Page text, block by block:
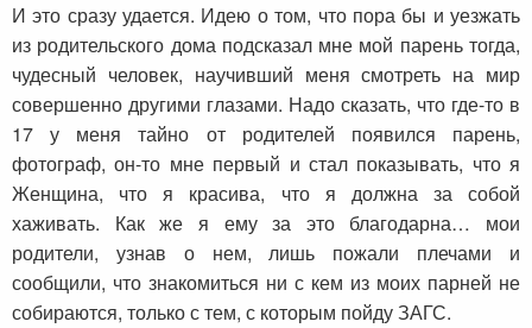
И это сразу удается. Идею о том, что пора бы и уезжать
из родительского дома подсказал мне мой парень тогда,
чудесный человек, научивший меня смотреть на мир
совершенно другими глазами. Надо сказать, что где-то в
17 у меня тайно от родителей появился парень,
фотограф, он-то мне первый и стал показывать, что я
Женщина, что я красива, что я должна за собой
хаживать. Как же я ему за это благодарна… мои
родители, узнав о нем, лишь пожали плечами и
сообщили, что знакомиться ни с кем из моих парней не
собираются, только с тем, с которым пойду ЗАГС.